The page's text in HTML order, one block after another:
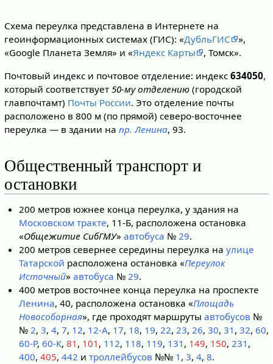
Схема переулка представлена в Интернете на
геоинформационных системах (ГИС): «ДубльГИС
»,
«Google Планета Земля» и «Яндекс Карты
, Томск».
Почтовый индекс и почтовое отделение: индекс 634050,
который соответствует 50-му отделению(городской
главпочтамт) Почты России. Это отделение почты
расположено в 800 м (по прямой) северо-восточнее
переулка — в здании на пр. Ленина, 93.
Общественный транспорт и
остановки
200 метров южнее конца переулка, у здания на
Московском тракте, 11-Б, расположена остановка
«Общежитие СибГМУ»автобуса №29.
200 метров севернее середины переулка наулице
Татарской расположена остановка «Переулок
Источный»автобуса №29.
400 метров восточнее конца переулка на проспекте
Ленина, 40, расположена остановка «Площадь
Новособорная», где проходят маршрутыавтобусов №
№2,3,4,7, 12, 12-А, 17, 18, 19,22,23,26,30,31 ,32,60,
60-Р,60-К,81 , 101 , 112, 118, 119, 131 , 149, 150,231 ,
400,405,442 итроллейбусов №№ 1 ,3,4,8.